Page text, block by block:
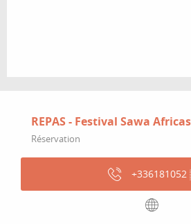
REPAS - Festival Sawa Africas
Réservation
+336181052